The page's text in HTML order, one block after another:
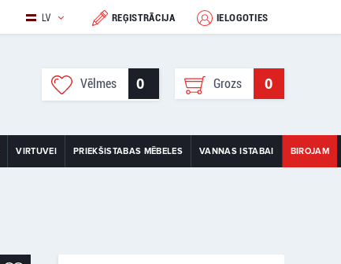
LV REĢISTRĀCIJA IELOGOTIES
Vēlmes 0 Grozs 0
VIRTUVEI PRIEKŠISTABAS MĒBELES VANNAS ISTABAI BIROJAM